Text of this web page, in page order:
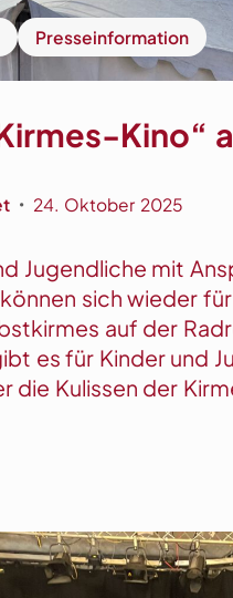
Presseinformation
Kino“
• 24. Oktober 2025
Jugendliche mit
sich wieder
auf der
es für Kinder und
die Kulissen der